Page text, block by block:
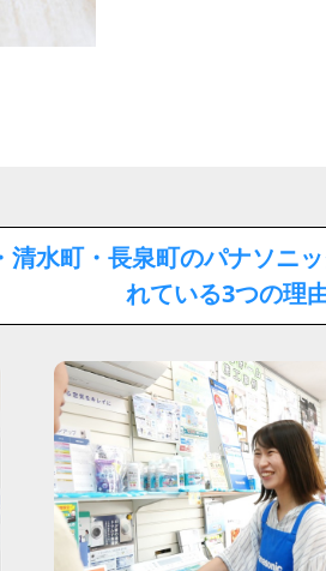
水町・長泉町のパナソニ
れている3つの理